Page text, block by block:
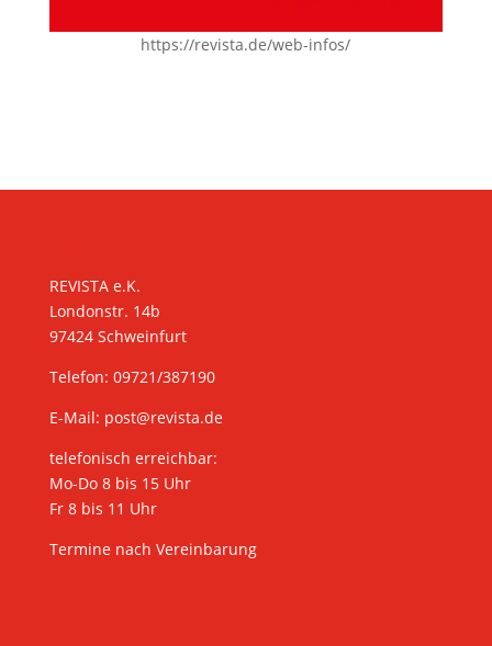
https://revista.de/web-infos/
REVISTA e.K.
Londonstr. 14b
97424 Schweinfurt
Telefon: 09721/387190
E-Mail: post@revista.de
telefonisch erreichbar:
Mo-Do 8 bis 15 Uhr
Fr 8 bis 11 Uhr
Termine nach Vereinbarung